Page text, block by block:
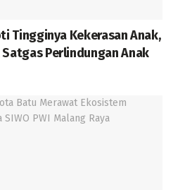
Tingginya Kekerasan Anak,
Perlindungan Anak